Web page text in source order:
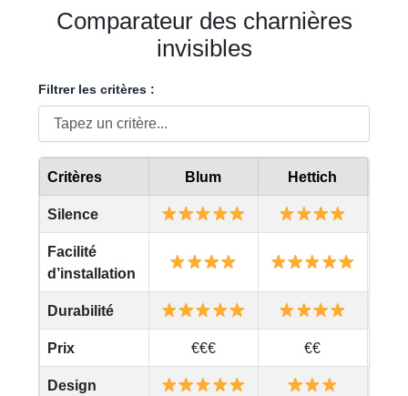
Comparateur des charnières
invisibles
Filtrer les critères :
Critères Blum Hettich
Silence
Facilité
d’installation
Durabilité
Prix €€€ €€
Design